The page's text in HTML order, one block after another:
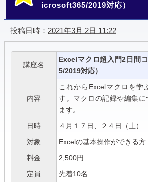
icrosoft365/2019対応）
投稿日時： 2021年3月 2日 11:22
講座名
Excelマクロ超入門2日間
5/2019対応）
内容
これからExcelマクロを学
す。マクロの記録や編集
ます。
日時
４月１７日、２４日（土
対象
Excelの基本操作ができる方
料金
2,500円
定員
先着10名